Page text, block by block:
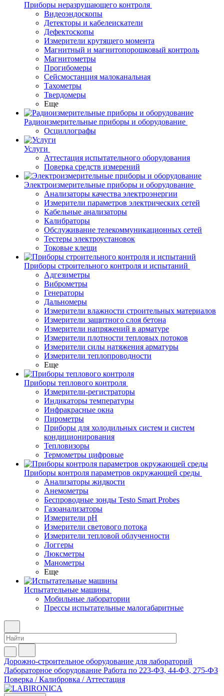
Приборы неразрушающего контроля
Видеоэндоскопы
Детекторы и кабелеискатели
Дефектоскопы
Измерители крутящего момента
Магнитный и магнитопорошковый контроль
Магнитометры
Прогибомеры
Сейсмостанция малоканальная
Тахометры
Твердомеры
Еще
Радиоизмерительные приборы и оборудование
Осциллографы
Услуги
Аттестация испытательного оборудования
Поверка средств измерений
Электроизмерительные приборы и оборудование
Анализаторы качества электроэнергии
Измерители параметров электрических сетей
Кабельные анализаторы
Калибраторы
Обслуживание телекоммуникационных сетей
Тестеры электроустановок
Токовые клещи
Приборы строительного контроля и испытаний
Адгезиметры
Виброметры
Генераторы
Дальномеры
Измерители влажности строительных материалов
Измерители защитного слоя бетона
Измерители напряжений в арматуре
Измерители плотности тепловых потоков
Измерители силы натяжения арматуры
Измерители теплопроводности
Еще
Приборы теплового контроля
Измерители-регистраторы
Индикаторы температуры
Инфракрасные окна
Пирометры
Приборы для холодильных систем и систем
кондиционирования
Тепловизоры
Термометры цифровые
Приборы контроля параметров окружающей среды
Анализаторы жидкости
Анемометры
Беспроводные зонды Testo Smart Probes
Газоанализаторы
Измерители pH
Измерители светового потока
Измерители тепловой облученности
Логгеры
Люксметры
Манометры
Еще
Испытательные машины
Мобильные лаборатории
Прессы испытательные малогабаритные
Дорожно-строительное оборудование для лабораторий
Лабораторное оборудование Работа по 223-ФЗ, 44-ФЗ, 275-ФЗ
Поверка / Калибровка / Аттестация